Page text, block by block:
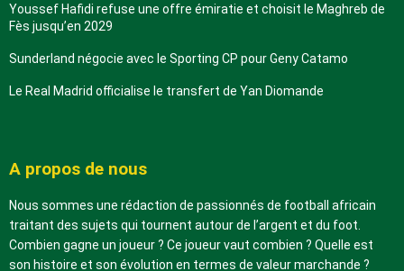
Youssef Hafidi refuse une offre émiratie et choisit le Maghreb de
Fès jusqu’en 2029
Sunderland négocie avec le Sporting CP pour Geny Catamo
Le Real Madrid officialise le transfert de Yan Diomande
A propos de nous
Nous sommes une rédaction de passionnés de football africain
traitant des sujets qui tournent autour de l’argent et du foot.
Combien gagne un joueur ? Ce joueur vaut combien ? Quelle est
son histoire et son évolution en termes de valeur marchande ?